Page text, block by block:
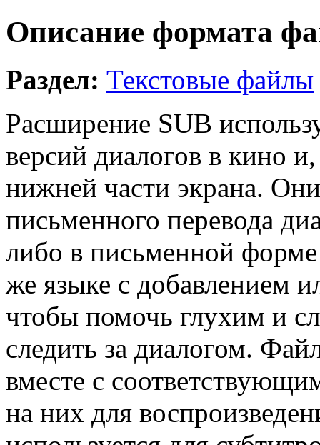
Описание формата
Раздел: Текстовые файлы
Расширение SUB
версий диалогов в кино
нижней части экрана.
письменного перевода
либо в письменной
же языке с добавлением
чтобы помочь глухим и
следить за диалогом.
вместе с
на них для